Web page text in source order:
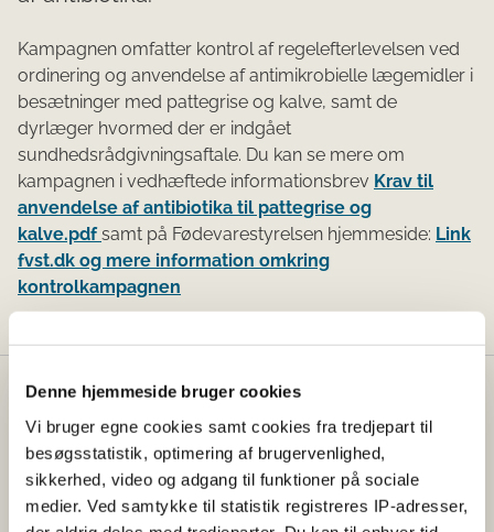
Denne hjemmeside bruger cookies
Vi bruger egne cookies samt cookies fra tredjepart til
besøgsstatistik, optimering af brugervenlighed,
sikkerhed, video og adgang til funktioner på sociale
medier. Ved samtykke til statistik registreres IP-adresser,
Kampagnen omfatter kontrol af regelefterlevelsen ved
ordinering og anvendelse af antimikrobielle lægemidler i
besætninger med pattegrise og kalve, samt de
dyrlæger hvormed der er indgået
sundhedsrådgivningsaftale. Du kan se mere om
kampagnen i vedhæftede informationsbrev Krav til
anvendelse af antibiotika til pattegrise og
kalve.pdfsamt på Fødevarestyrelsen hjemmeside: Link
fvst.dk og mere information omkring
kontrolkampagnen
Fødevarestyrelsen
Fødevarestyrelsen er en styrelse under
Erhvervsministeriet. Styrelsen arbejder med hele
fødevarekæden fra jord til bord med fokus på